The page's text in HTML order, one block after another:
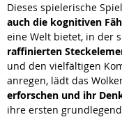
Dieses spielerische Spiel
auch die kognitiven
eine Welt bietet, in der
raffinierten
und den vielfältigen
anregen, lädt das
erforschen und ihr
ihre ersten